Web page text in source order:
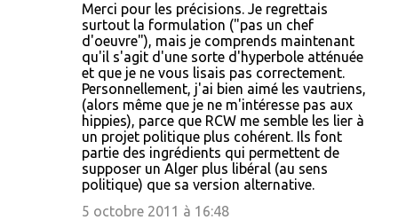
Merci pour les précisions. Je regrettais
surtout la formulation ("pas un chef
d'oeuvre"), mais je comprends maintenant
qu'il s'agit d'une sorte d'hyperbole atténuée
et que je ne vous lisais pas correctement.
Personnellement, j'ai bien aimé les vautriens,
(alors même que je ne m'intéresse pas aux
hippies), parce que RCW me semble les lier à
un projet politique plus cohérent. Ils font
partie des ingrédients qui permettent de
supposer un Alger plus libéral (au sens
politique) que sa version alternative.
5 octobre 2011 à 16:48